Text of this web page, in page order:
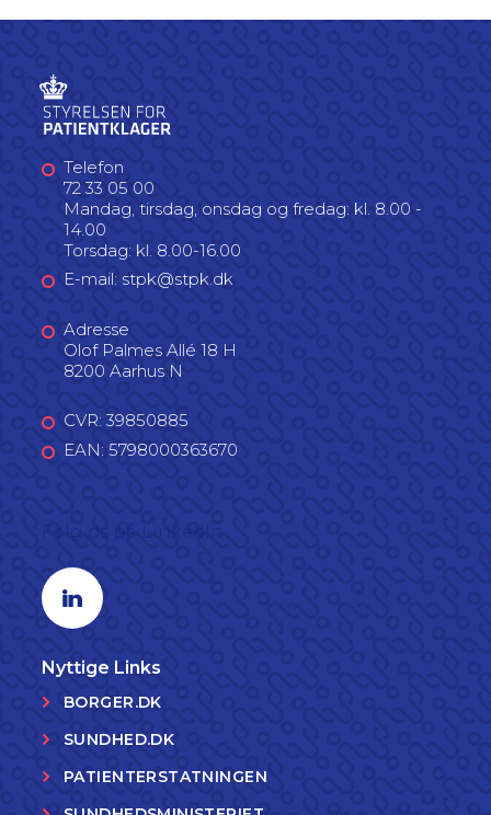
Telefon
72 33 05 00
Mandag, tirsdag, onsdag og fredag: kl. 8.00 -
14.00
Torsdag: kl. 8.00-16.00
E-mail: stpk@stpk.dk
Adresse
Olof Palmes Allé 18 H
8200 Aarhus N
CVR: 39850885
EAN: 5798000363670
Linkedin profil
Nyttige Links
BORGER.DK
SUNDHED.DK
PATIENTERSTATNINGEN